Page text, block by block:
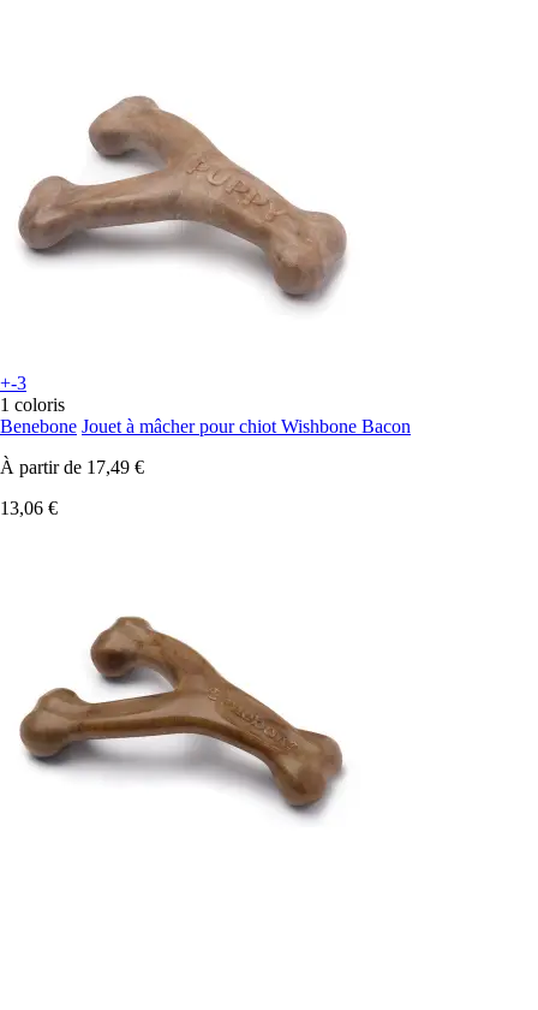
+-3
1 coloris
Benebone Jouet à mâcher pour chiot Wishbone Bacon
À partir de 17,49 €
13,06 €